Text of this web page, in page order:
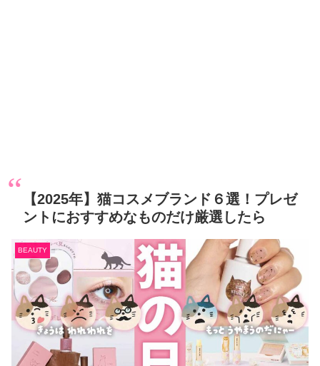
【2025年】猫コスメブランド６選！プレゼ
ントにおすすめなものだけ厳選したら
BEAUTY